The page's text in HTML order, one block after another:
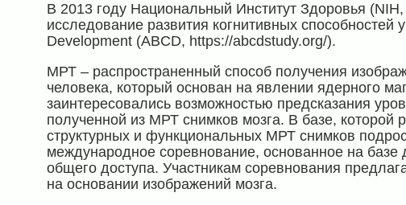
В 2013 году Национальный Институт Здоровья
исследование развития когнитивных
Development (ABCD, https://abcdstudy.org/).
МРТ – распространенный способ получения
человека, который основан на явлении ядерного
заинтересовались возможностью предсказания
полученной из МРТ снимков мозга. В базе, которой
структурных и функциональных МРТ снимков
международное соревнование, основанное на
общего доступа. Участникам соревнования
на основании изображений мозга.